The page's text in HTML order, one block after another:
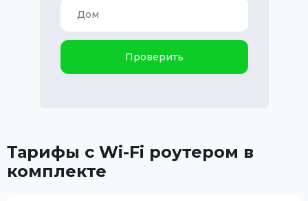
Проверить
Тарифы с Wi-Fi роутером в
комплекте